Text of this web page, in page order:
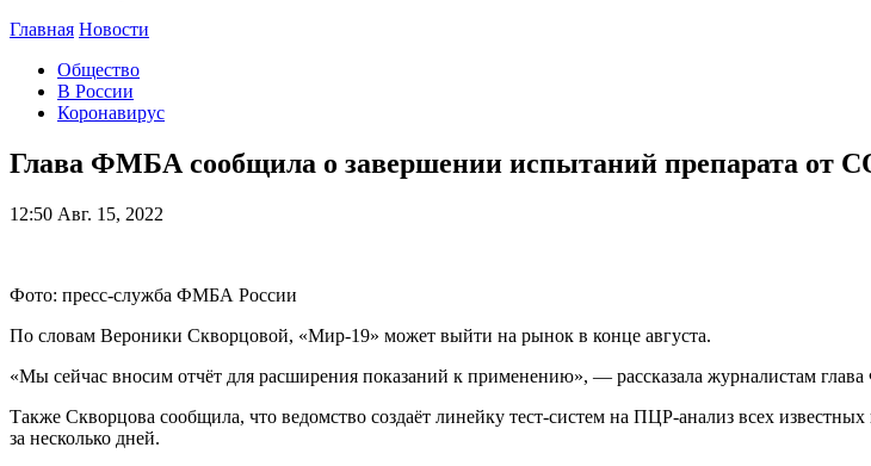
Главная Новости
Общество
В России
Коронавирус
Глава ФМБА сообщила о завершении испытаний препарата от
12:50 Авг. 15, 2022
Фото: пресс-служба ФМБА России
По словам Вероники Скворцовой, «Мир-19» может выйти на рынок в конце августа.
«Мы сейчас вносим отчёт для расширения показаний к применению», — рассказала журналистам глава
Также Скворцова сообщила, что ведомство создаёт линейку тест-систем на ПЦР-анализ всех
за несколько дней.